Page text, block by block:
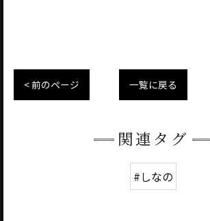
< 前のページ 一覧に戻る
関連タグ
#しなの